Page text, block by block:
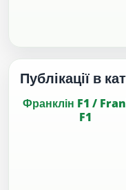
Публікації в
Франклін F1 /
F1